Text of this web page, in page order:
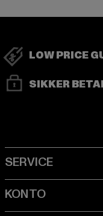
LOW PRICE
SIKKER